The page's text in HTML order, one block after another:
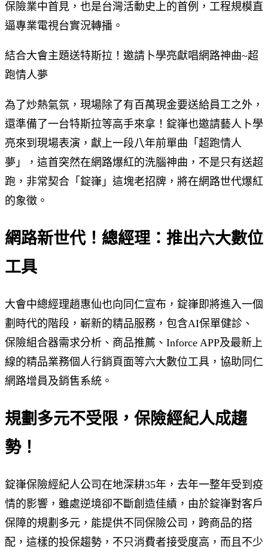
保險業中首見，也是台灣活動史上的首例，工程規模直
逼專業電視台實況轉播。
結合大會主題送特斯拉！邀請卜學亮獻唱網路神曲~超
跑情人夢
為了炒熱氣氛，現場除了有百萬現金要送給員工之外，
還準備了一台特斯拉等高手來拿！錠嵂也邀請藝人卜學
亮來到現場表演，獻上一段八年前單曲「超跑情人
夢」，這首突然在網路爆紅的洗腦神曲，不是只有送超
跑，非常契合「錠嵂」這塊老招牌，將在網路世代爆紅
的象徵。
網路新世代！總經理：推出六大數位
工具
大會中總經理趙惠仙也向同仁宣布，錠嵂即將進入一個
劃時代的階段，嶄新的精品服務，包含AI保單健診、
保險組合器需求分析、商品推薦、Inforce APP及最新上
線的精品業務個人行銷頁面等六大數位工具，協助同仁
網路增員及銷售系統。
規劃多元不受限，保險經紀人成趨
勢！
錠嵂保險經紀人公司在地深耕35年，去年一整年受到疫
情的影響，雖處逆境卻不斷創造佳績，由於錠嵂對客戶
保障的規劃多元，能提供不同保險公司，跨商品的搭
配，這樣的投保趨勢，不只消費者接受度高，而且不少